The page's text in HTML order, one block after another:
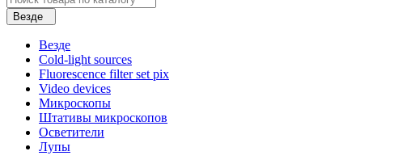
Везде
Везде
Cold-light sources
Fluorescence filter set pix
Video devices
Микроскопы
Штативы микроскопов
Осветители
Лупы